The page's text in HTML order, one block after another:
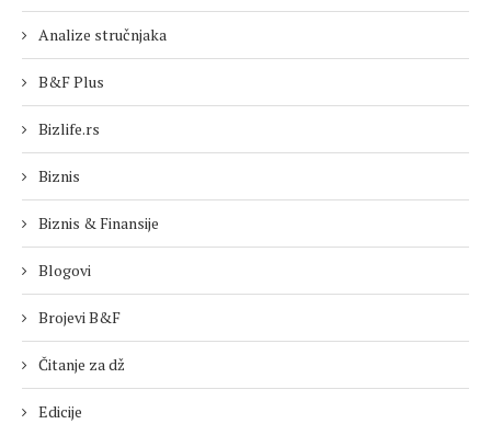
Analize stručnjaka
B&F Plus
Bizlife.rs
Biznis
Biznis & Finansije
Blogovi
Brojevi B&F
Čitanje za dž
Edicije